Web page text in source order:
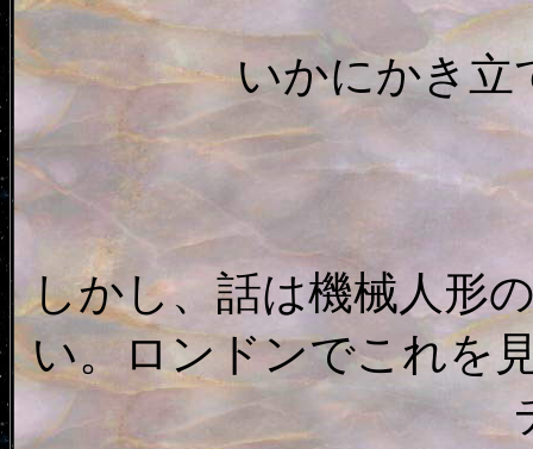
いかにかき立
しかし、話は機械人形
い。ロンドンでこれを